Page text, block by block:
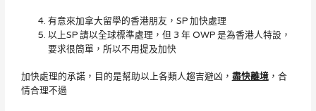
有意來加拿大留學的香港朋友，SP 加快處理
以上SP 請以全球標準處理，但 3 年 OWP 是為香港人特設，
要求很簡單，所以不用提及加快
加快處理的承諾，目的是幫助以上各類人趨吉避凶， 盡快離境，合
情合理不過